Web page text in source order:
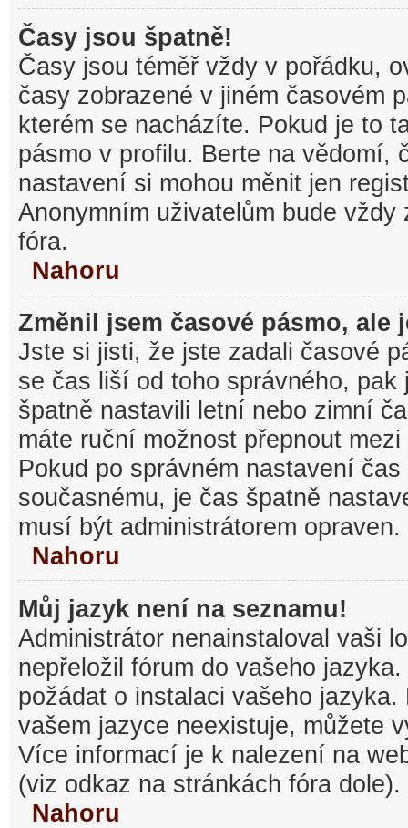
Časy jsou špatně!
Časy jsou téměř vždy v pořádku,
časy zobrazené v jiném časovém
kterém se nacházíte. Pokud je to
pásmo v profilu. Berte na vědomí,
nastavení si mohou měnit jen
Anonymním uživatelům bude
fóra.
Nahoru
Změnil jsem časové pásmo, ale
Jste si jisti, že jste zadali časové
se čas liší od toho správného, pak
špatně nastavili letní nebo zimní
máte ruční možnost přepnout
Pokud po správném nastavení
současnému, je čas špatně
musí být administrátorem opraven.
Nahoru
Můj jazyk není na seznamu!
Administrátor nenainstaloval vaši
nepřeložil fórum do vašeho
požádat o instalaci vašeho
vašem jazyce neexistuje, můžete
Více informací je k nalezení na
(viz odkaz na stránkách fóra dole).
Nahoru